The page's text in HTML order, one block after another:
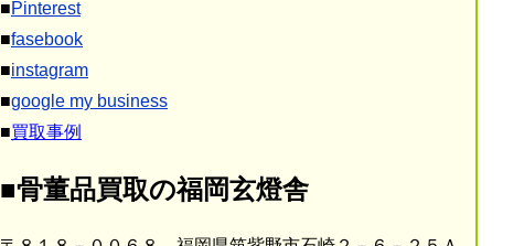
■Pinterest
■fasebook
■instagram
■google my business
■買取事例
■骨董品買取の福岡玄燈舎